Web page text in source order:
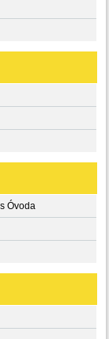
Óvoda